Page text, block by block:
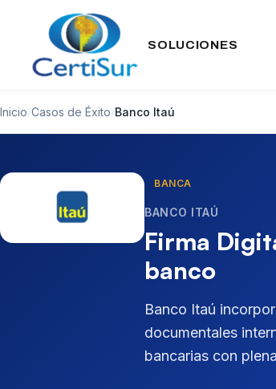
SOLUCIONES
Inicio/Casos de Éxito/Banco Itaú
BANCA
BANCO ITAÚ
Firma
banco
Banco Itaú
documentales
bancarias con